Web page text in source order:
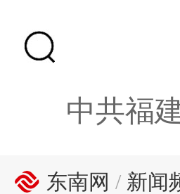
中共福
东南网 / 新闻